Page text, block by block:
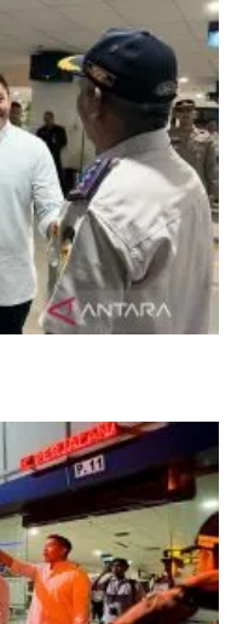
Lebaran sesuai